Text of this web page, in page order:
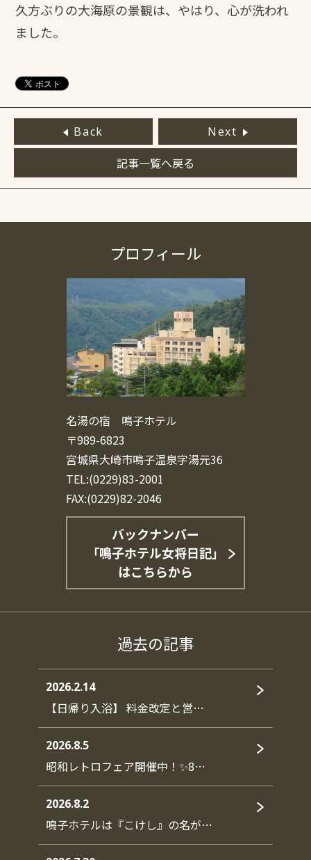
久方ぶりの大海原の景観は、やはり、心が洗われ
ました。
Back Next
記事一覧へ戻る
プロフィール
名湯の宿 鳴子ホテル
〒989-6823
宮城県大崎市鳴子温泉字湯元36
TEL:(0229)83-2001
FAX:(0229)82-2046
バックナンバー
「鳴子ホテル女将日記」
はこちらから
過去の記事
2026.2.14
【日帰り入浴】 料金改定と営…
2026.8.5
昭和レトロフェア開催中！✨8…
2026.8.2
鳴子ホテルは『こけし』の名が…